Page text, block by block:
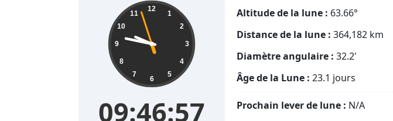
09:46:58 12
1
2
3
4
5
6
7
8
9
10
11
09:46:58
Altitude de la lune : 63.66°
Distance de la lune : 364,182 km
Diamètre angulaire : 32.2'
Âge de la Lune : 23.1 jours
Prochain lever de lune : N/A